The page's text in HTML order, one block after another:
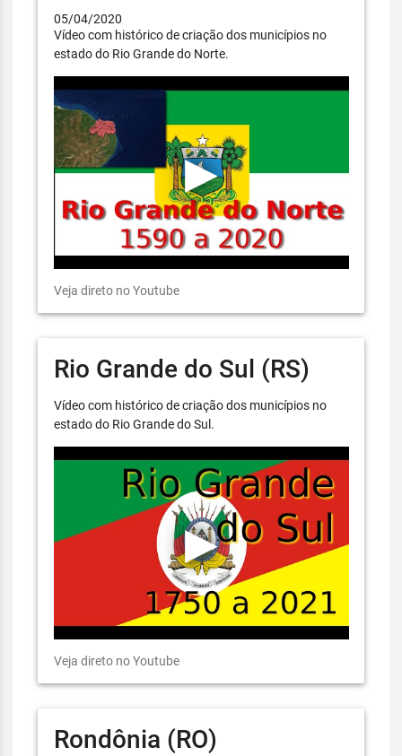
05/04/2020
Vídeo com histórico de criação dos municípios no
estado do Rio Grande do Norte.
Veja direto no Youtube
Rio Grande do Sul (RS)
Vídeo com histórico de criação dos municípios no
estado do Rio Grande do Sul.
Veja direto no Youtube
Rondônia (RO)